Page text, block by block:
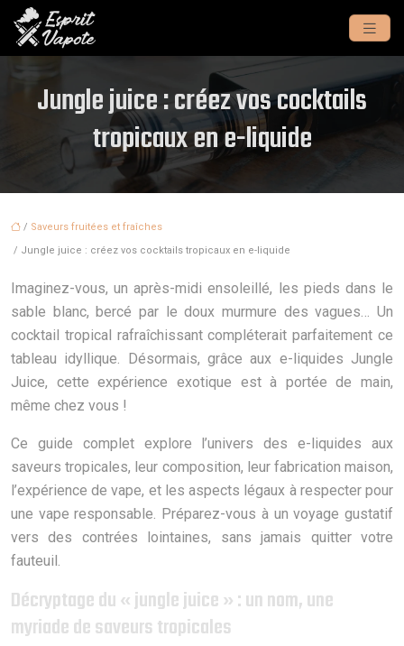
Jungle juice : créez vos cocktails
tropicaux en e-liquide
/ Saveurs fruitées et fraîches
/ Jungle juice : créez vos cocktails tropicaux en e-liquide
Imaginez-vous, un après-midi ensoleillé, les pieds dans le
sable blanc, bercé par le doux murmure des vagues… Un
cocktail tropical rafraîchissant compléterait parfaitement ce
tableau idyllique. Désormais, grâce aux e-liquides Jungle
Juice, cette expérience exotique est à portée de main,
même chez vous !
Ce guide complet explore l’univers des e-liquides aux
saveurs tropicales, leur composition, leur fabrication maison,
l’expérience de vape, et les aspects légaux à respecter pour
une vape responsable. Préparez-vous à un voyage gustatif
vers des contrées lointaines, sans jamais quitter votre
fauteuil.
Décryptage du « jungle juice » : un nom, une
myriade de saveurs tropicales